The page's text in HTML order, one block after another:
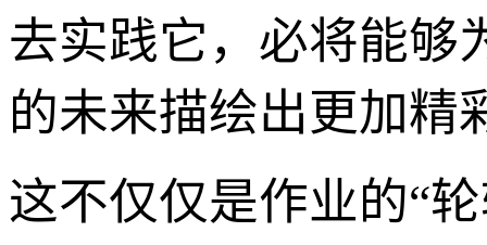
去实践它，必将能够
的未来描绘出更加精
这不仅仅是作业的“